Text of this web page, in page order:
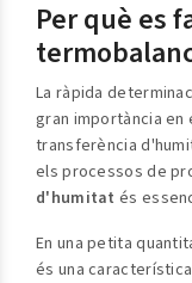
Per què es
La ràpida
gran importància
transferència
els processos de
d'humitat és
En una petita
és una